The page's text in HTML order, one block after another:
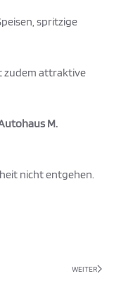
spritzige
zudem attraktive
M.
nicht entgehen.
WEITER